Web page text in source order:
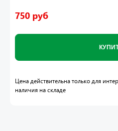
750 руб
Цена действительна только для
наличия на складе